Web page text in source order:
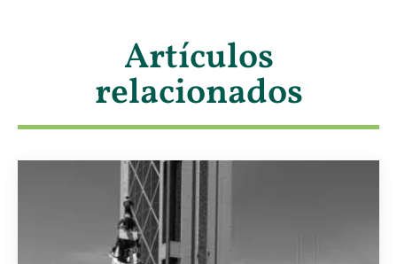
Artículos
relacionados